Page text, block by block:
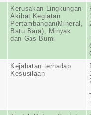
Kerusakan Lingkungan
Akibat Kegiatan
Pertambangan(Mineral,
Batu Bara), Minyak
dan Gas Bumi
Kejahatan terhadap
Kesusilaan